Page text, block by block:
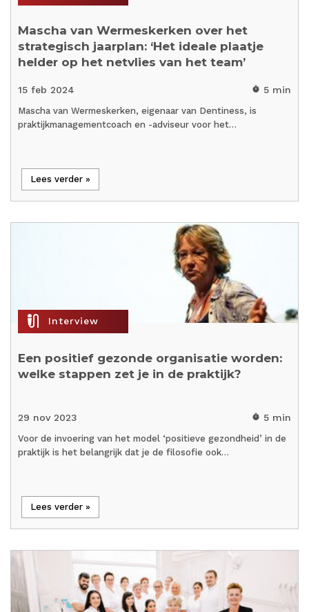
Mascha van Wermeskerken over het
strategisch jaarplan: ‘Het ideale plaatje
helder op het netvlies van het team’
15 feb 2024 timer 5 min
Mascha van Wermeskerken, eigenaar van Dentiness, is
praktijkmanagementcoach en -adviseur voor het…
Lees verder »
mic_external_on Interview
Een positief gezonde organisatie worden:
welke stappen zet je in de praktijk?
29 nov 2023 timer 5 min
Voor de invoering van het model ‘positieve gezondheid’ in de
praktijk is het belangrijk dat je de filosofie ook…
Lees verder »